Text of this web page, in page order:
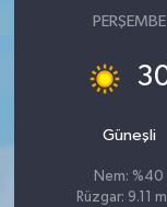
PERŞEMBE
Güneşli
Nem: %40
Rüzgar: 9.11